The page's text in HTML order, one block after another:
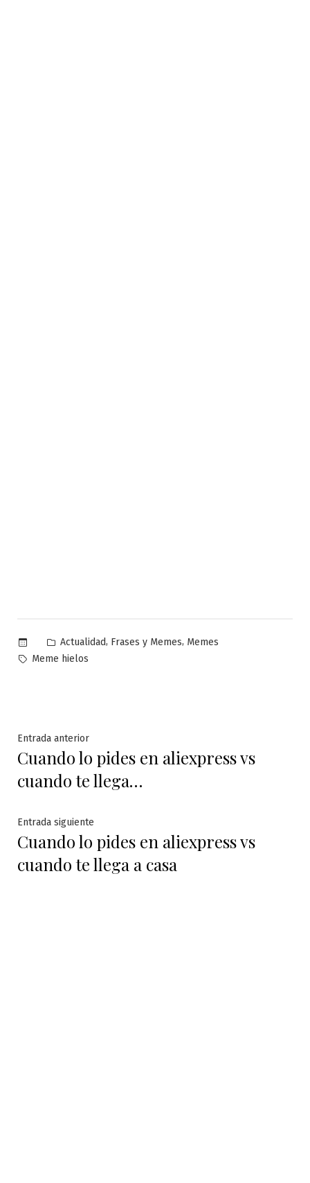
Publicado
en
Actualidad, Frases y Memes, Memes
Etiquetas:
Meme hielos
Navegación
de
Entrada anteriorEntrada
anterior:
Cuando lo pides en aliexpress vs
cuando te llega…
Entrada siguiente
siguiente:
Cuando lo pides en aliexpress vs
cuando te llega a casa